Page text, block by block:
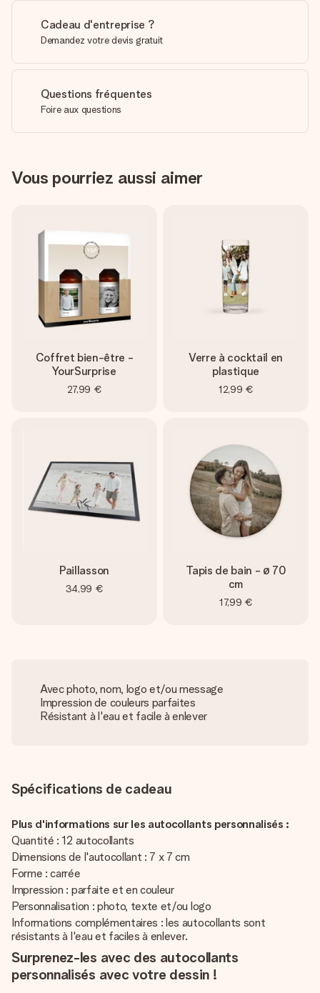
Cadeau d'entreprise ?
Demandez votre devis gratuit
Questions fréquentes
Foire aux questions
Vous pourriez aussi aimer
Coffret bien-être -
YourSurprise
27,99 €
Verre à cocktail en
plastique
12,99 €
Paillasson
34,99 €
Tapis de bain - ø 70
cm
17,99 €
Avec photo, nom, logo et/ou message
Impression de couleurs parfaites
Résistant à l'eau et facile à enlever
Spécifications de cadeau
Plus d'informations sur les autocollants personnalisés :
Quantité : 12 autocollants
Dimensions de l'autocollant : 7 x 7 cm
Forme : carrée
Impression : parfaite et en couleur
Personnalisation : photo, texte et/ou logo
Informations complémentaires : les autocollants sont
résistants à l'eau et faciles à enlever.
Surprenez-les avec des autocollants
personnalisés avec votre dessin !